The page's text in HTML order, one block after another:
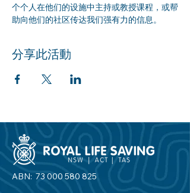
个个人在他们的设施中主持或教授课程，或帮
助向他们的社区传达我们强有力的信息。
分享此活動
ABN: 73 000 580 825